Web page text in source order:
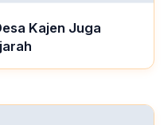
Kajen Juga